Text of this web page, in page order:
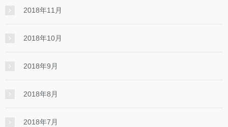
2018年11月
2018年10月
2018年9月
2018年8月
2018年7月